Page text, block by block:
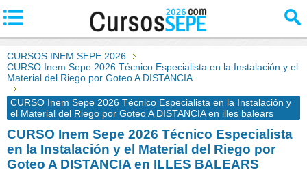
CURSOS INEM SEPE 2026
CURSO Inem Sepe 2026 Técnico Especialista en la Instalación y el
Material del Riego por Goteo A DISTANCIA
CURSO Inem Sepe 2026 Técnico Especialista en la Instalación y
el Material del Riego por Goteo A DISTANCIA en illes balears
CURSO Inem Sepe 2026 Técnico Especialista
en la Instalación y el Material del Riego por
Goteo A DISTANCIA en ILLES BALEARS